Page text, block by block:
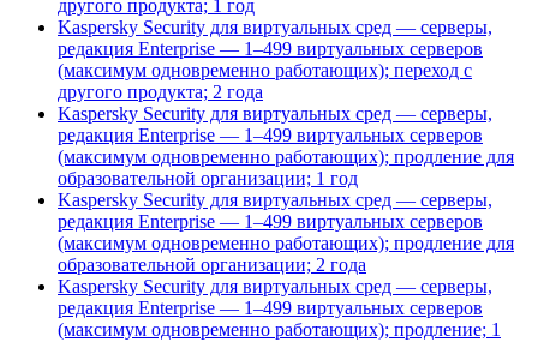
другого продукта; 1 год
Kaspersky Security для виртуальных сред — серверы,
редакция Enterprise — 1–499 виртуальных серверов
(максимум одновременно работающих); переход с
другого продукта; 2 года
Kaspersky Security для виртуальных сред — серверы,
редакция Enterprise — 1–499 виртуальных серверов
(максимум одновременно работающих); продление для
образовательной организации; 1 год
Kaspersky Security для виртуальных сред — серверы,
редакция Enterprise — 1–499 виртуальных серверов
(максимум одновременно работающих); продление для
образовательной организации; 2 года
Kaspersky Security для виртуальных сред — серверы,
редакция Enterprise — 1–499 виртуальных серверов
(максимум одновременно работающих); продление; 1